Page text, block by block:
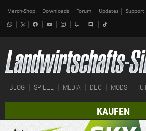
Merch-Shop Downloads Forum Updates Support
BLOG SPIELE MEDIA DLC MODS
KAUFEN